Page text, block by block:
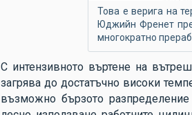
Това е верига на
Юджийн Френет
многократно
С интензивното въртене на
загрява до достатъчно високи
възможно бързото разпределение